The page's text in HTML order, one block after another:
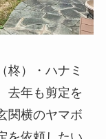
柊）・ハナミ
去年も剪定を
関横のヤマボ